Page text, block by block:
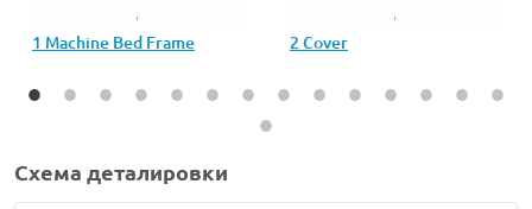
1 Machine Bed Frame 2 Cover
Схема деталировки